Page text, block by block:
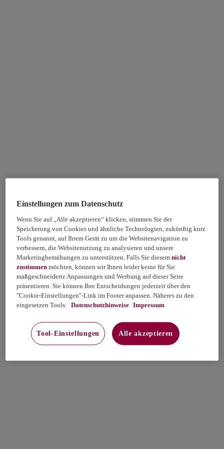
Einstellungen zum Datenschutz
Wenn Sie auf „Alle akzeptieren“ klicken, stimmen Sie der
Speicherung von Cookies und ähnliche Technologien, zukünftig kurz
Tools genannt, auf Ihrem Gerät zu um die Websitenavigation zu
verbessern, die Websitenutzung zu analysieren und unsere
Marketingbemühungen zu unterstützen. Falls Sie diesemnicht
zustimmen möchten, können wir Ihnen leider keine für Sie
maßgeschneiderte Anpassungen und Werbung auf dieser Seite
präsentieren. Sie können Ihre Entscheidungen jederzeit über den
"Cookie-Einstellungen"-Link im Footer anpassen. Näheres zu den
eingesetzen Tools: Datenschutzhinweise Impressum
Tool-Einstellungen Alle akzeptieren